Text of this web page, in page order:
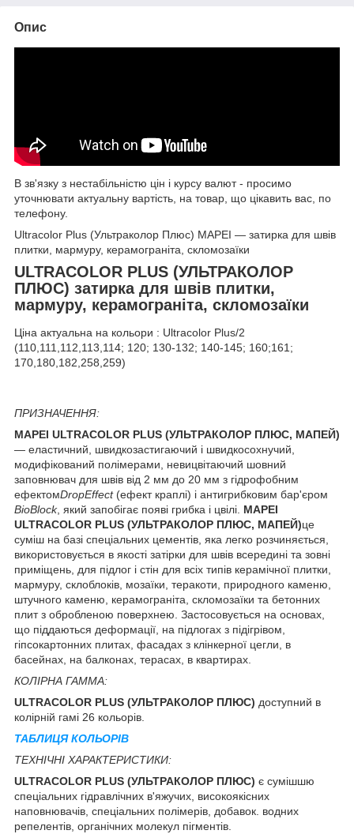
Опис
В зв'язку з нестабільністю цін і курсу валют - просимо
уточнювати актуальну вартість, на товар, що цікавить вас, по
телефону.
Ultracolor Plus (Ультраколор Плюс) MAPEI — затирка для швів
плитки, мармуру, керамограніта, скломозаїки
ULTRACOLOR PLUS (УЛЬТРАКОЛОР
ПЛЮС) затирка для швів плитки,
мармуру, керамограніта, скломозаїки
Ціна актуальна на кольори : Ultracolor Plus/2
(110,111,112,113,114; 120; 130-132; 140-145; 160;161;
170,180,182,258,259)
ПРИЗНАЧЕННЯ:
MAPEI ULTRACOLOR PLUS (УЛЬТРАКОЛОР ПЛЮС, МАПЕЙ)
— еластичний, швидкозастигаючий і швидкосохнучий,
модифікований полімерами, невицвітаючий шовний
заповнювач для швів від 2 мм до 20 мм з гідрофобним
ефектомDropEffect(ефект краплі) і антигрибковим бар'єром
BioBlock, який запобігає появі грибка і цвілі. MAPEI
ULTRACOLOR PLUS (УЛЬТРАКОЛОР ПЛЮС, МАПЕЙ)це
суміш на базі спеціальних цементів, яка легко розчиняється,
використовується в якості затірки для швів всередині та зовні
приміщень, для підлог і стін для всіх типів керамічної плитки,
мармуру, склоблоків, мозаїки, теракоти, природного каменю,
штучного каменю, керамограніта, скломозаїки та бетонних
плит з обробленою поверхнею. Застосовується на основах,
що піддаються деформації, на підлогах з підігрівом,
гіпсокартонних плитах, фасадах з клінкерної цегли, в
басейнах, на балконах, терасах, в квартирах.
КОЛІРНА ГАММА:
ULTRACOLOR PLUS (УЛЬТРАКОЛОР ПЛЮС) доступний в
колірній гамі 26 кольорів.
ТАБЛИЦЯ КОЛЬОРІВ
ТЕХНІЧНІ ХАРАКТЕРИСТИКИ:
ULTRACOLOR PLUS (УЛЬТРАКОЛОР ПЛЮС) є сумішшю
спеціальних гідравлічних в'яжучих, високоякісних
наповнювачів, спеціальних полімерів, добавок. водних
репелентів, органічних молекул пігментів.